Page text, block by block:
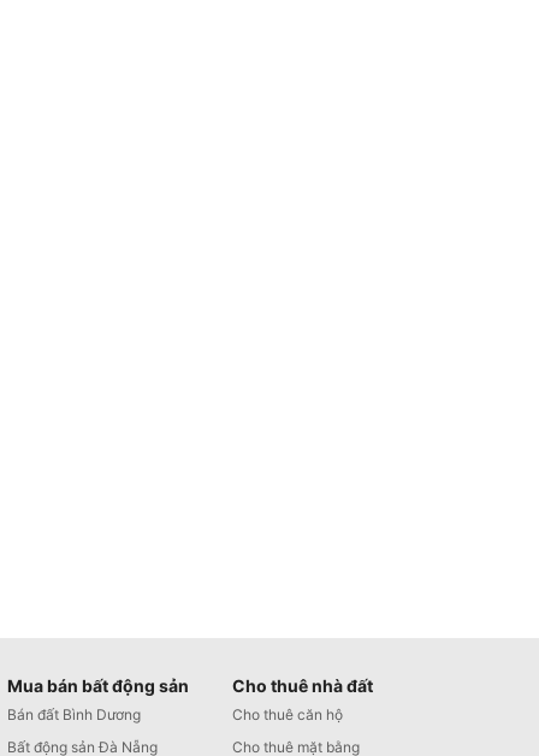
Mua bán bất động sản
Bán đất Bình Dương
Bất động sản Đà Nẵng
Cho thuê nhà đất
Cho thuê căn hộ
Cho thuê mặt bằng